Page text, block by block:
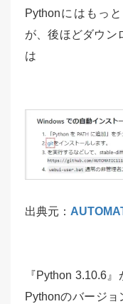
Pythonにはもっ
が、後ほどダウン
は
出典元：
『Python 3.10.6
Pythonのバージ